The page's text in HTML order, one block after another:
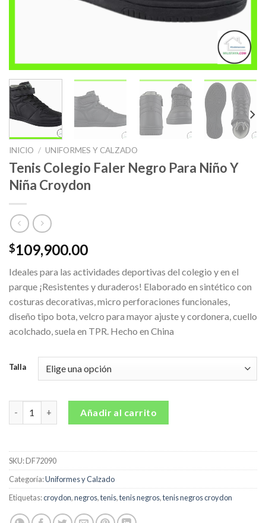
INICIO / UNIFORMES Y CALZADO
Tenis Colegio Faler Negro Para Niño Y
Niña Croydon
$109,900.00
Ideales para las actividades deportivas del colegio y en el
parque ¡Resistentes y duraderos! Elaborado en sintético con
costuras decorativas, micro perforaciones funcionales,
diseño tipo bota, velcro para mayor ajuste y cordonera, cuello
acolchado, suela en TPR. Hecho en China
Talla
Añadir al carrito
SKU:DF72090
Categoría:Uniformes y Calzado
Etiquetas:croydon,negros,tenis,tenis negros,tenis negros croydon